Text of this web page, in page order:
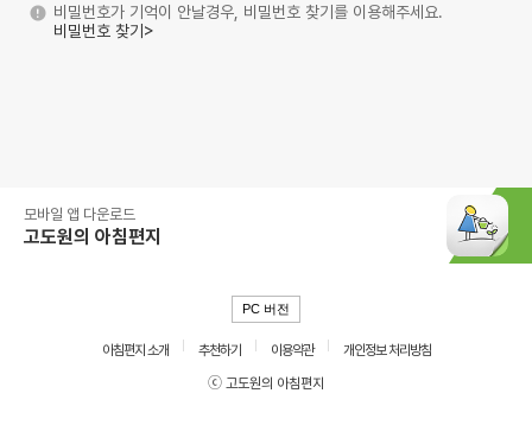
비밀번호가 기억이 안날경우, 비밀번호 찾기를 이용해주세요.
비밀번호 찾기>
모바일 앱 다운로드
고도원의 아침편지
PC 버전
아침편지 소개 추천하기 이용약관
개인정보 처리방침
ⓒ 고도원의 아침편지